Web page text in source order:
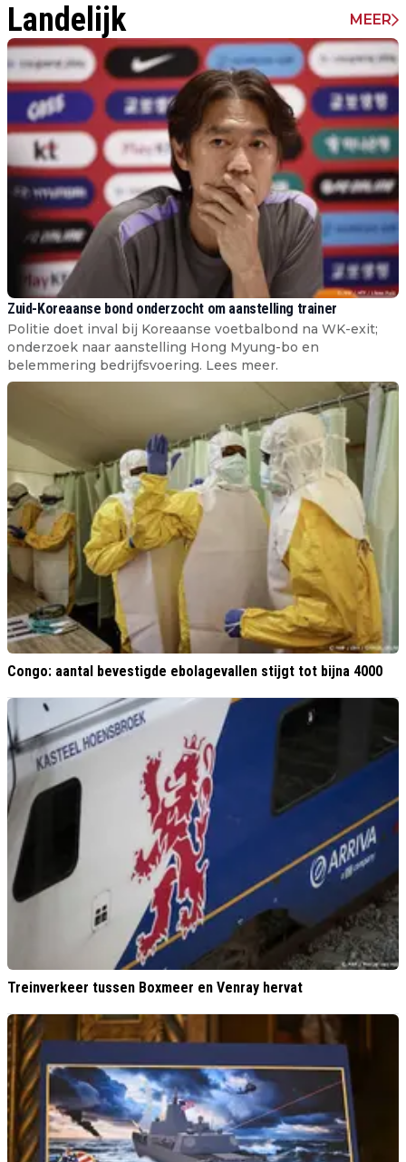
Landelijk MEER
Zuid-Koreaanse bond onderzocht om aanstelling trainer
Politie doet inval bij Koreaanse voetbalbond na WK-exit;
onderzoek naar aanstelling Hong Myung-bo en
belemmering bedrijfsvoering. Lees meer.
Congo: aantal bevestigde ebolagevallen stijgt tot bijna 4000
Treinverkeer tussen Boxmeer en Venray hervat